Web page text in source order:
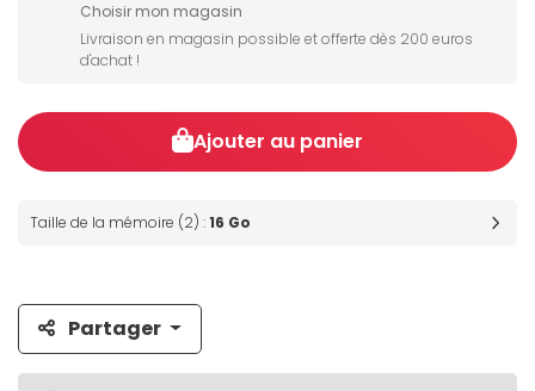
Choisir mon magasin
Livraison en magasin possible et offerte dès 200 euros
d'achat !
Ajouter au panier
Taille de la mémoire (2) :16 Go
Partager